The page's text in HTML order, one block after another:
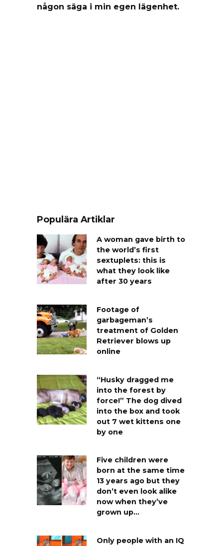
någon säga i min egen lägenhet.
Populära Artiklar
A woman gave birth to
the world’s first
sextuplets: this is
what they look like
after 30 years
Footage of
garbageman’s
treatment of Golden
Retriever blows up
online
“Husky dragged me
into the forest by
force!” The dog dived
into the box and took
out 7 wet kittens one
by one
Five children were
born at the same time
13 years ago but they
don’t even look alike
now when they’ve
grown up…
Only people with an IQ